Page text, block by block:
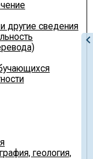
другие сведения
геология,